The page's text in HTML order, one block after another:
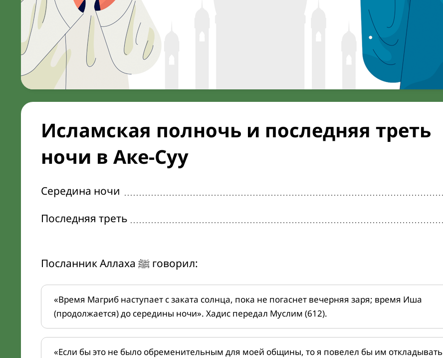
Исламская полночь и последняя треть
ночи в Аке-Суу
Середина ночи
Последняя треть
Посланник Аллаха ﷺ говорил:
«Время Магриб наступает с заката солнца, пока не погаснет вечерняя заря; время Иша
(продолжается) до середины ночи». Хадис передал Муслим (612).
«Если бы это не было обременительным для моей общины, то я повелел бы им откладывать